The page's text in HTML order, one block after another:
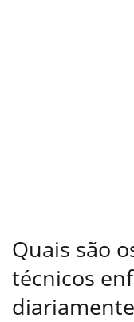
Quais são
técnicos